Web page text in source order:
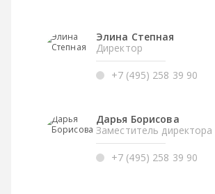
Элина Степная
Директор
+7 (495) 258 39 90
Дарья Борисова
Заместитель директора
+7 (495) 258 39 90